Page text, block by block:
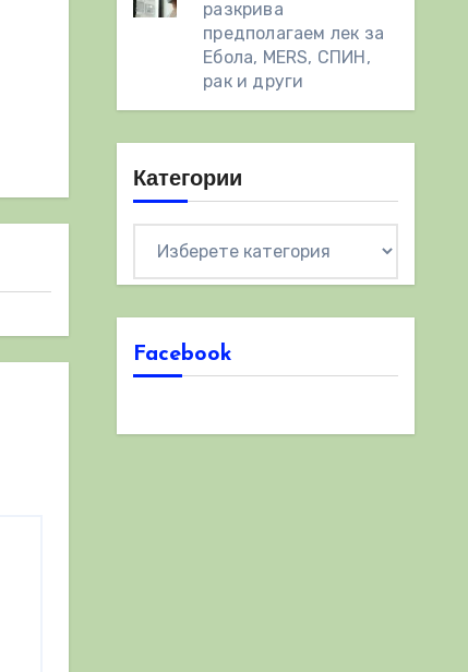
разкрива
предполагаем лек за
Ебола, MERS, СПИН,
рак и други
Категории
Facebook